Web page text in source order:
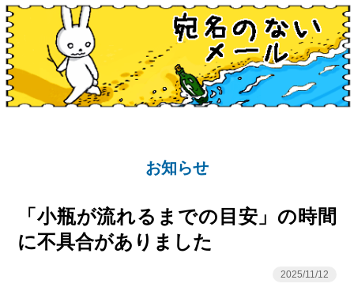
お知らせ
「小瓶が流れるまでの目安」の時間
に不具合がありました
2025/11/12